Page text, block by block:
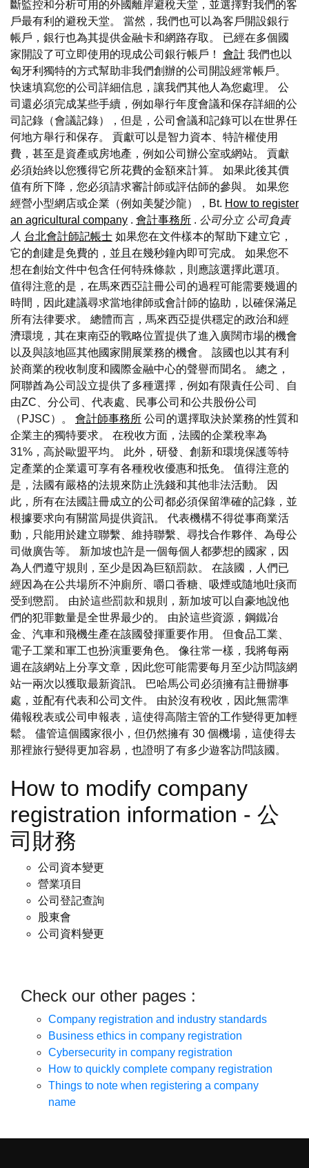
斷監控和分析可用的外國離岸避稅天堂，並選擇對我們的客
戶最有利的避稅天堂。 當然，我們也可以為客戶開設銀行
帳戶，銀行也為其提供金融卡和網路存取。 已經在多個國
家開設了可立即使用的現成公司銀行帳戶！ 會計 我們也以
匈牙利獨特的方式幫助非我們創辦的公司開設經常帳戶。
快速填寫您的公司詳細信息，讓我們其他人為您處理。 公
司還必須完成某些手續，例如舉行年度會議和保存詳細的公
司記錄（會議記錄），但是，公司會議和記錄可以在世界任
何地方舉行和保存。 貢獻可以是智力資本、特許權使用
費，甚至是資產或房地產，例如公司辦公室或網站。 貢獻
必須始終以您獲得它所花費的金額來計算。 如果此後其價
值有所下降，您必須請求審計師或評估師的參與。 如果您
經營小型網店或企業（例如美髮沙龍），Bt. How to register
an agricultural company . 會計事務所 . 公司分立 公司負責
人 台北會計師記帳士 如果您在文件樣本的幫助下建立它，
它的創建是免費的，並且在幾秒鐘內即可完成。 如果您不
想在創始文件中包含任何特殊條款，則應該選擇此選項。
值得注意的是，在馬來西亞註冊公司的過程可能需要幾週的
時間，因此建議尋求當地律師或會計師的協助，以確保滿足
所有法律要求。 總體而言，馬來西亞提供穩定的政治和經
濟環境，其在東南亞的戰略位置提供了進入廣闊市場的機會
以及與該地區其他國家開展業務的機會。 該國也以其有利
於商業的稅收制度和國際金融中心的聲譽而聞名。 總之，
阿聯酋為公司設立提供了多種選擇，例如有限責任公司、自
由ZC、分公司、代表處、民事公司和公共股份公司
（PJSC）。 會計師事務所 公司的選擇取決於業務的性質和
企業主的獨特要求。 在稅收方面，法國的企業稅率為
31%，高於歐盟平均。 此外，研發、創新和環境保護等特
定產業的企業還可享有各種稅收優惠和抵免。 值得注意的
是，法國有嚴格的法規來防止洗錢和其他非法活動。 因
此，所有在法國註冊成立的公司都必須保留準確的記錄，並
根據要求向有關當局提供資訊。 代表機構不得從事商業活
動，只能用於建立聯繫、維持聯繫、尋找合作夥伴、為母公
司做廣告等。 新加坡也許是一個每個人都夢想的國家，因
為人們遵守規則，至少是因為巨額罰款。 在該國，人們已
經因為在公共場所不沖廁所、嚼口香糖、吸煙或隨地吐痰而
受到懲罰。 由於這些罰款和規則，新加坡可以自豪地說他
們的犯罪數量是全世界最少的。 由於這些資源，鋼鐵冶
金、汽車和飛機生產在該國發揮重要作用。 但食品工業、
電子工業和軍工也扮演重要角色。 像往常一樣，我將每兩
週在該網站上分享文章，因此您可能需要每月至少訪問該網
站一兩次以獲取最新資訊。 巴哈馬公司必須擁有註冊辦事
處，並配有代表和公司文件。 由於沒有稅收，因此無需準
備報稅表或公司申報表，這使得高階主管的工作變得更加輕
鬆。 儘管這個國家很小，但仍然擁有 30 個機場，這使得去
那裡旅行變得更加容易，也證明了有多少遊客訪問該國。
How to modify company
registration information - 公
司財務
公司資本變更
營業項目
公司登記查詢
股東會
公司資料變更
Check our other pages :
Company registration and industry standards
Business ethics in company registration
Cybersecurity in company registration
How to quickly complete company registration
Things to note when registering a company
name